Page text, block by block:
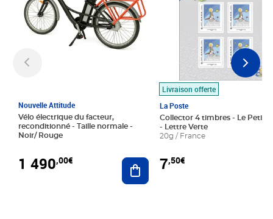
Nouvelle Attitude
Vélo électrique du facteur,
reconditionné - Taille normale -
Noir/ Rouge
1 490,00€ Ajouter au panier
Livraison offerte
La Poste
Collector 4 timbres - Le Petit
- Lettre Verte
20g / France
7,50€